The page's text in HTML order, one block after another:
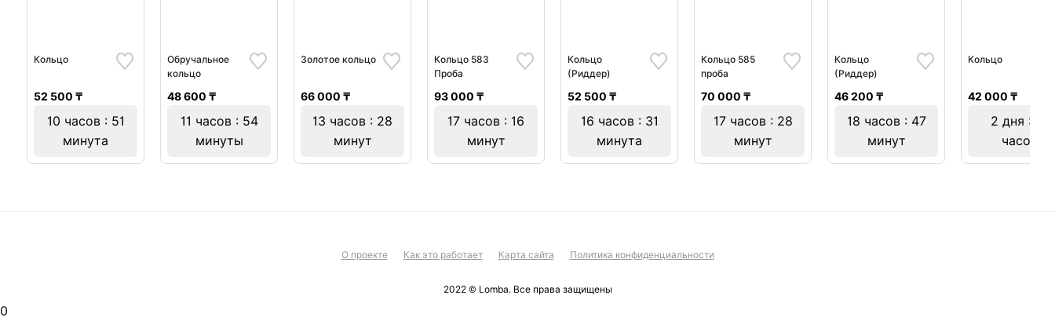
Кольцо
52 500 ₸
10 часов : 51
минута
Обручальное
кольцо
48 600 ₸
11 часов : 54
минуты
Золотое кольцо
66 000 ₸
13 часов : 28
минут
Кольцо 583
Проба
93 000 ₸
17 часов : 16
минут
Кольцо
(Риддер)
52 500 ₸
16 часов : 31
минута
Кольцо 585
проба
70 000 ₸
17 часов : 28
минут
Кольцо
(Риддер)
46 200 ₸
18 часов : 47
минут
Кольцо
42 000 ₸
2 дня : 15
часов
О проекте Как это работает Карта сайта Политика конфиденциальности
2022 © Lomba. Все права защищены
0